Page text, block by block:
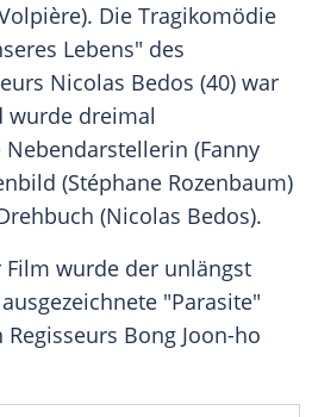
Die Tragikomödie
Lebens" des
Nicolas Bedos (40) war
dreimal
Nebendarstellerin (Fanny
(Stéphane Rozenbaum)
(Nicolas Bedos).
wurde der unlängst
"Parasite"
Bong Joon-ho